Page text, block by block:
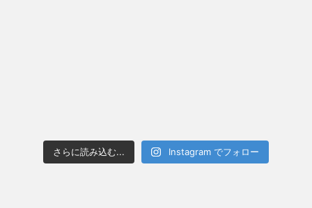
さらに読み込む... Instagram でフォロー